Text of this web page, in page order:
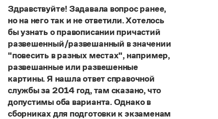
Журнал
Новости и события
Статьи
Монологи
Интервью
Лекции и подкасты
Рекомендуем
Учебник Грамоты
свидетельстве о рождении записаноТанчин
нужно писать:Анна Танчин, тетрадь Анны
Танчин, выдать диплом Анне Танчин. Если же
фамилия в документе в именительном падеже
имеет формуТанчина, она склоняется:Анна
Танчина, тетрадь Анны Танчиной, выдать
диплом Анне Танчиной.
Страница ответа
сочетанияприметы(хорошей, плохой)погоды
приметы о погоде;приметы, относящиеся
к погоде.
Страница ответа
Здравствуйте! Задавала вопрос ранее,
но на него так и не ответили. Хотелось
бы узнать о правописании причастий
развешенный/развешанный в значении
"повесить в разных местах", например,
развешанные или развешенные
картины. Я нашла ответ справочной
службы за 2014 год, там сказано, что
допустимы оба варианта. Однако в
сборниках для подготовки к экзаменам